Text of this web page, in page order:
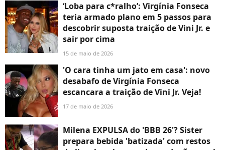
‘Loba para c*ralho’: Virgínia Fonseca
teria armado plano em 5 passos para
descobrir suposta traição de Vini Jr. e
sair por cima
15 de maio de 2026
'O cara tinha um jato em casa': novo
desabafo de Virgínia Fonseca
escancara a traição de Vini Jr. Veja!
17 de maio de 2026
Milena EXPULSA do 'BBB 26'? Sister
prepara bebida 'batizada' com restos